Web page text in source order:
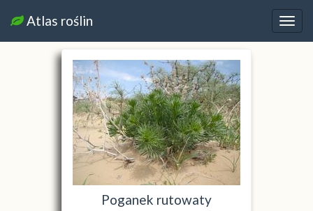
Atlas roślin
Poganek rutowaty